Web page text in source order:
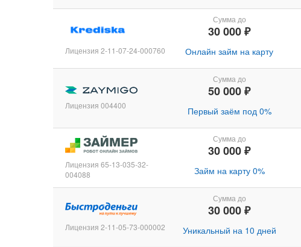
Лицензия 2-11-07-24-000760
Сумма до
30 000 ₽
Онлайн займ на карту
Лицензия 004400
Сумма до
50 000 ₽
Первый заём под 0%
Лицензия 65-13-035-32-
004088
Сумма до
30 000 ₽
Займ на карту 0%
Лицензия 2-11-05-73-000002
Сумма до
30 000 ₽
Уникальный на 10 дней